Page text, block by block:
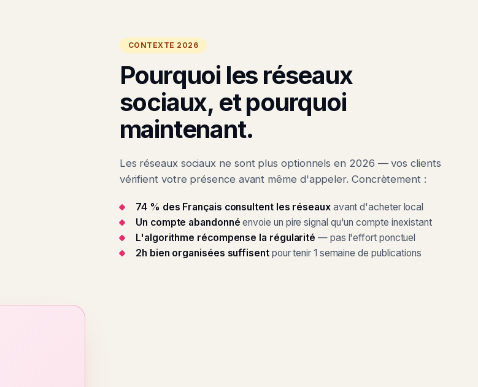
CONTEXTE 2026
Pourquoi les réseaux
sociaux, et pourquoi
maintenant.
Les réseaux sociaux ne sont plus optionnels en 2026 — vos clients
vérifient votre présence avant même d'appeler. Concrètement :
74 % des Français consultent les réseauxavant d'acheter local
Un compte abandonné envoie un pire signal qu'un compte inexistant
L'algorithme récompense la régularité — pas l'effort ponctuel
2h bien organisées suffisentpour tenir 1 semaine de publications